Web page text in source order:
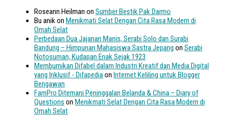
Roseann Heilman on Sumber Bestik Pak Darmo
Bu anikon Menikmati Selat Dengan Cita Rasa Modern di
Omah Selat
Perbedaan Dua Jajanan Manis, Serabi Solo dan Surabi
Bandung – Himpunan Mahasiswa Sastra Jepang on Serabi
Notosuman, Kudapan Enak Sejak 1923
Membumikan Difabel dalam Industri Kreatif dan Media Digital
yang Inklusif - Difapediaon Internet Keliling untuk Blogger
Bengawan
FamPro Ditemani Peninggalan Belanda & China – Diary of
Questions on Menikmati Selat Dengan Cita Rasa Modern di
Omah Selat